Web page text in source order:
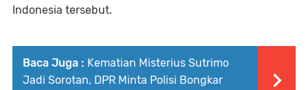
Indonesia tersebut.
Baca Juga : Kematian Misterius Sutrimo
Jadi Sorotan, DPR Minta Polisi Bongkar